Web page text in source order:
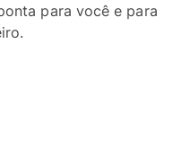
para você e para